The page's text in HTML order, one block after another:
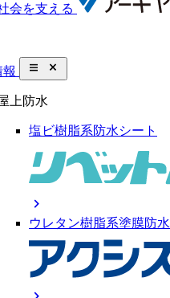
会を支える
close_small
上防水
塩ビ樹脂系防水シート
chevron_right
ウレタン樹脂系塗膜防水